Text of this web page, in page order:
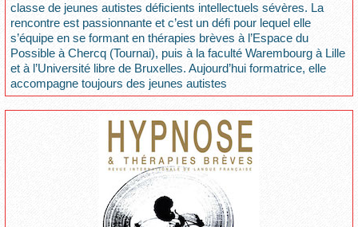
classe de jeunes autistes déficients intellectuels sévères. La
rencontre est passionnante et c’est un défi pour lequel elle
s’équipe en se formant en thérapies brèves à l’Espace du
Possible à Chercq (Tournai), puis à la faculté Warembourg à Lille
et à l’Université libre de Bruxelles. Aujourd’hui formatrice, elle
accompagne toujours des jeunes autistes